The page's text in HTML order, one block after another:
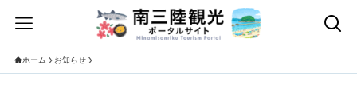
ホーム お知らせ